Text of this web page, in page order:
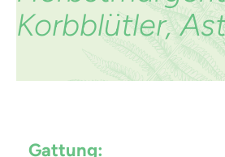
Korbblütler,
Gattung: